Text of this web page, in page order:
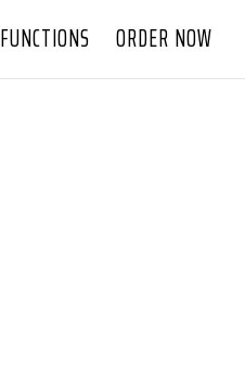
FUNCTIONS ORDER NOW